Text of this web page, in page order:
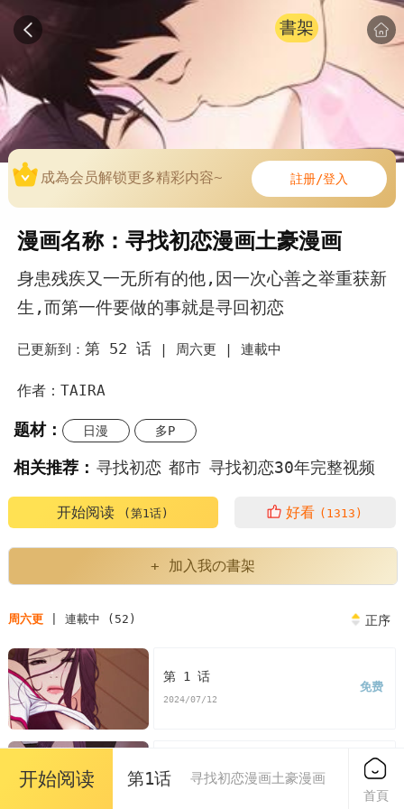
書架
成為会员解锁更多精彩内容~ 註册/登入
漫画名称：寻找初恋漫画土豪漫画
身患残疾又一无所有的他,因一次心善之举重获新
生,而第一件要做的事就是寻回初恋
已更新到： 第 52 话| 周六更 | 連載中
作者：TAIRA
题材： 日漫 多P
相关推荐： 寻找初恋 都市 寻找初恋30年完整视频
好久不见栏目寻找初恋 一封信时隔43年寻找初恋
你有一封信43岁女兵寻找初恋
韩漫寻找初恋30年完整视频
寻找初恋漫画 寻找初恋漫画免费
看寻找初恋漫画末删减版
版寻找初恋漫画最新话 寻找初恋漫画汗汗漫画
开始阅读 (第1话) 好看 (1313)
+ 加入我の書架
周六更| 連載中 (52) 正序
第 1 话
2024/07/12
免费
第 2 话
免费
开始阅读 第1话 寻找初恋漫画土豪漫画
首頁